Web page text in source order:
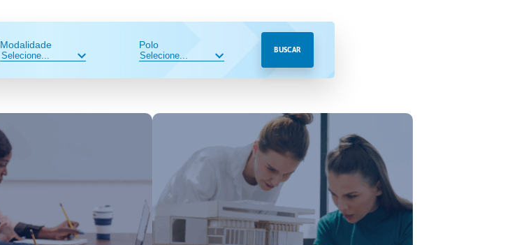
Modalidade Polo BUSCAR